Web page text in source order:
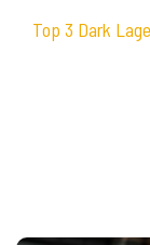
Top 3 Dark